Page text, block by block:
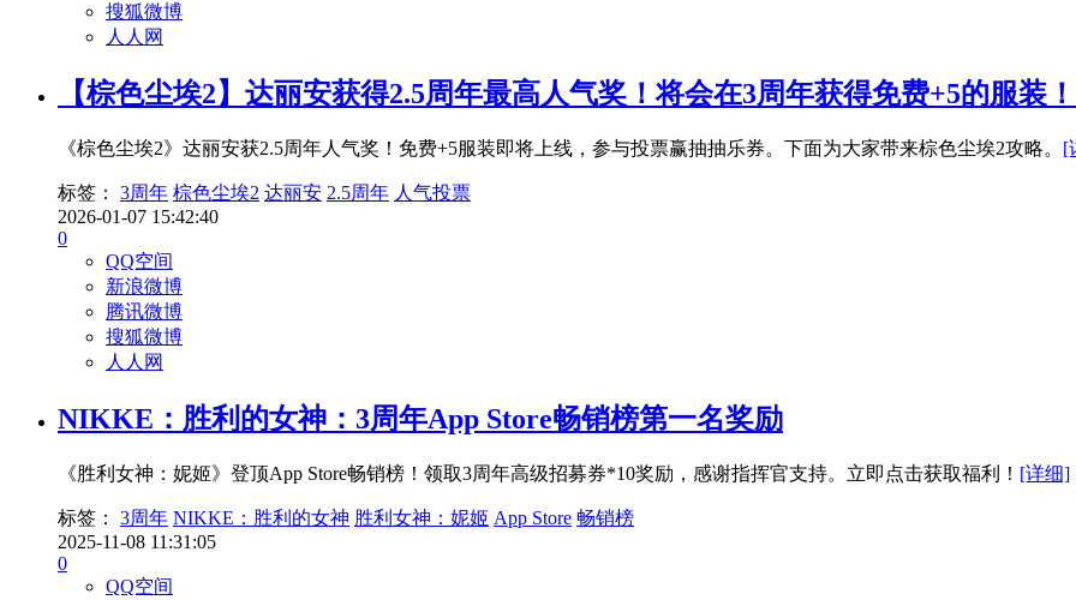
搜狐微博
人人网
【棕色尘埃2】达丽安获得2.5周年最高人气奖！将会在3周年获得免费+5的服装！
《棕色尘埃2》达丽安获2.5周年人气奖！免费+5服装即将上线，参与投票赢抽抽乐券。下面为大家带来棕色尘埃2攻略。 [
标签： 3周年 棕色尘埃2 达丽安 2.5周年 人气投票
2026-01-07 15:42:40
0
QQ空间
新浪微博
腾讯微博
搜狐微博
人人网
NIKKE：胜利的女神：3周年App Store畅销榜第一名奖励
《胜利女神：妮姬》登顶App Store畅销榜！领取3周年高级招募券*10奖励，感谢指挥官支持。立即点击获取福利！ [详细]
标签： 3周年 NIKKE：胜利的女神 胜利女神：妮姬 App Store 畅销榜
2025-11-08 11:31:05
0
QQ空间